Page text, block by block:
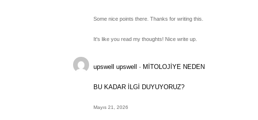
Some nice points there. Thanks for writing this.
It's like you read my thoughts! Nice write up.
upswell upswell - MİTOLOJİYE NEDEN
BU KADAR İLGİ DUYUYORUZ?
Mayıs 21, 2026